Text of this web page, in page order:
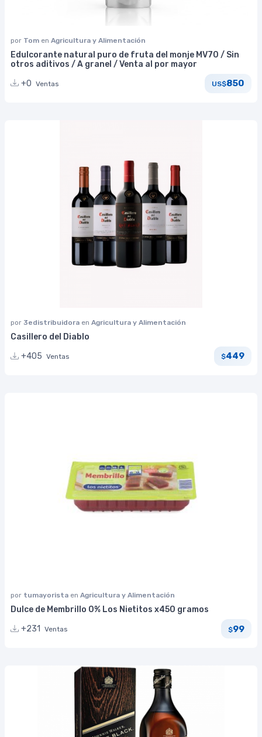
por Tom en Agricultura y Alimentación
Edulcorante natural puro de fruta del monje MV70 / Sin
otros aditivos / A granel / Venta al por mayor
+0 Ventas US$850
por 3edistribuidora en Agricultura y Alimentación
Casillero del Diablo
+405 Ventas $449
por tumayorista en Agricultura y Alimentación
Dulce de Membrillo 0% Los Nietitos x450 gramos
+231
Ventas $99